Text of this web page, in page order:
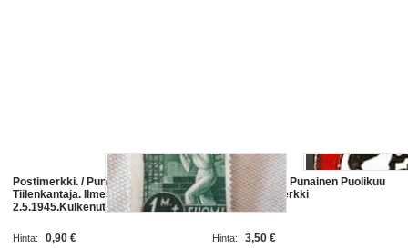
Postimerkki. / Punainen Risti /
Tiilenkantaja. Ilmestynyt
2.5.1945.Kulkenut.
Hinta: 0,90 €
Punainen Risti Punainen Puolikuu
pinssi, rintamerkki
Hinta: 3,50 €